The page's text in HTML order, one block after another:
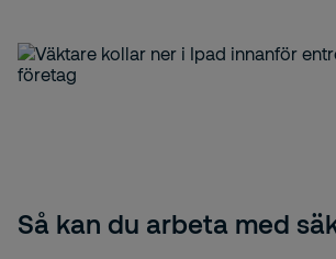
Så kan du arbeta med